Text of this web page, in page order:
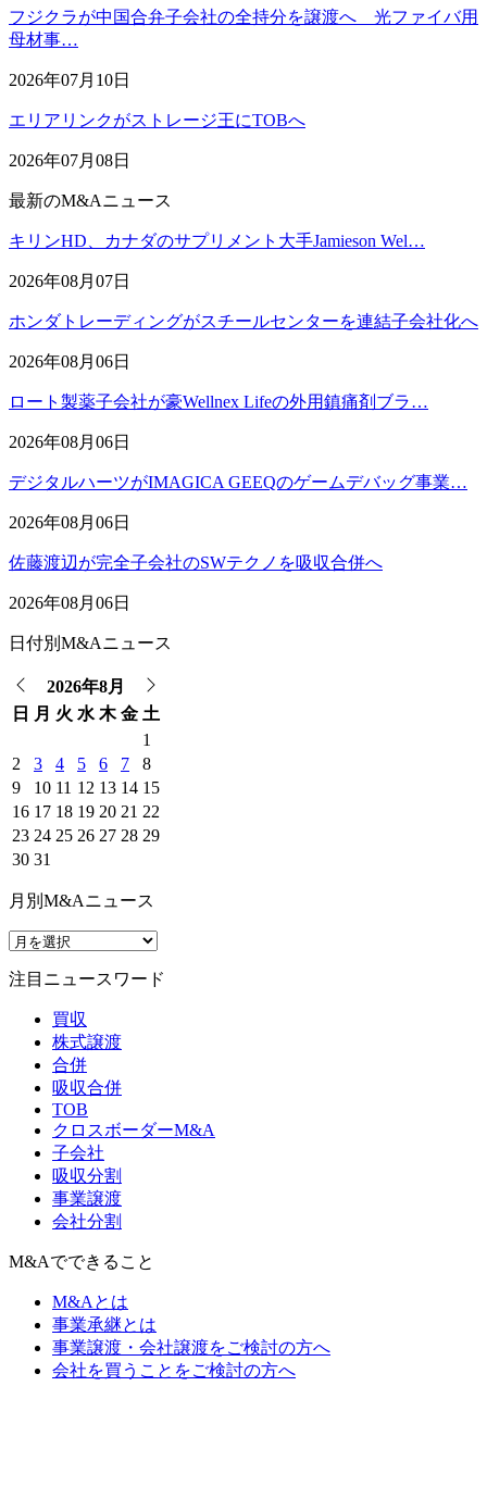
フジクラが中国合弁子会社の全持分を譲渡へ 光ファイバ用
母材事…
2026年07月10日
エリアリンクがストレージ王にTOBへ
2026年07月08日
最新のM&Aニュース
キリンHD、カナダのサプリメント大手Jamieson Wel…
2026年08月07日
ホンダトレーディングがスチールセンターを連結子会社化へ
2026年08月06日
ロート製薬子会社が豪Wellnex Lifeの外用鎮痛剤ブラ…
2026年08月06日
デジタルハーツがIMAGICA GEEQのゲームデバッグ事業…
2026年08月06日
佐藤渡辺が完全子会社のSWテクノを吸収合併へ
2026年08月06日
日付別M&Aニュース
2026年8月
日
月 火 水 木 金 土
1
2
3 4 5 6 7
8
9
10 11 12 13 14 15
16 17 18 19 20 21 22
23 24 25 26 27 28 29
30 31
月別M&Aニュース
注目ニュースワード
買収
株式譲渡
合併
吸収合併
TOB
クロスボーダーM&A
子会社
吸収分割
事業譲渡
会社分割
M&Aでできること
M&Aとは
事業承継とは
事業譲渡・会社譲渡をご検討の方へ
会社を買うことをご検討の方へ